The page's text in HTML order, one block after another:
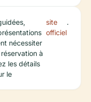
nécessiter
à
les détails
le
site
officiel
.